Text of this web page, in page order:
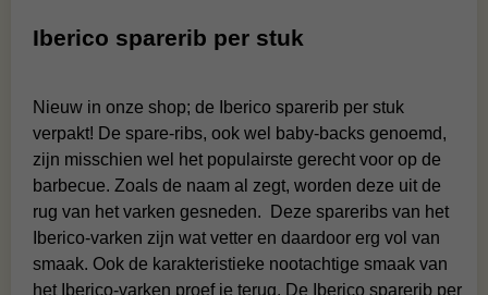
Iberico sparerib per stuk
Nieuw in onze shop; de Iberico sparerib per stuk
verpakt! De spare-ribs, ook wel baby-backs genoemd,
zijn misschien wel het populairste gerecht voor op de
barbecue. Zoals de naam al zegt, worden deze uit de
rug van het varken gesneden. Deze spareribs van het
Iberico-varken zijn wat vetter en daardoor erg vol van
smaak. Ook de karakteristieke nootachtige smaak van
het Iberico-varken proef je terug. De Iberico sparerib per